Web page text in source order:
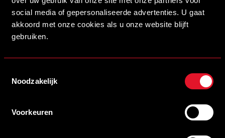
social media of gepersonaliseerde advertenties. U gaat
akkoord met onze cookies als u onze website blijft
gebruiken.
Noodzakelijk
Voorkeuren
17/06/2026 18:00
STAF HELMOND SPORT ACADEMIE VOOR SEIZOEN 2026/2027
LEES MEER